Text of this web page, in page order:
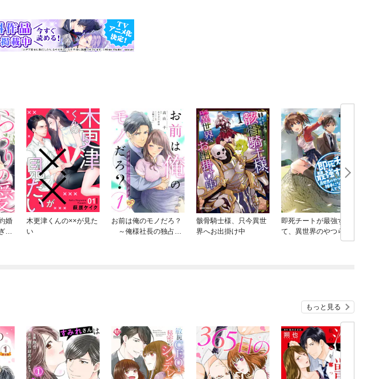
婚
る
木更津くんの××が見た
い
お前は俺のモノだろ？
～俺様社長の独占溺
骸骨騎士様、只今異世
界へお出掛け中
即死チートが最強すぎ
て、異世界のやつらが
まるで相手にならない
もっと見る